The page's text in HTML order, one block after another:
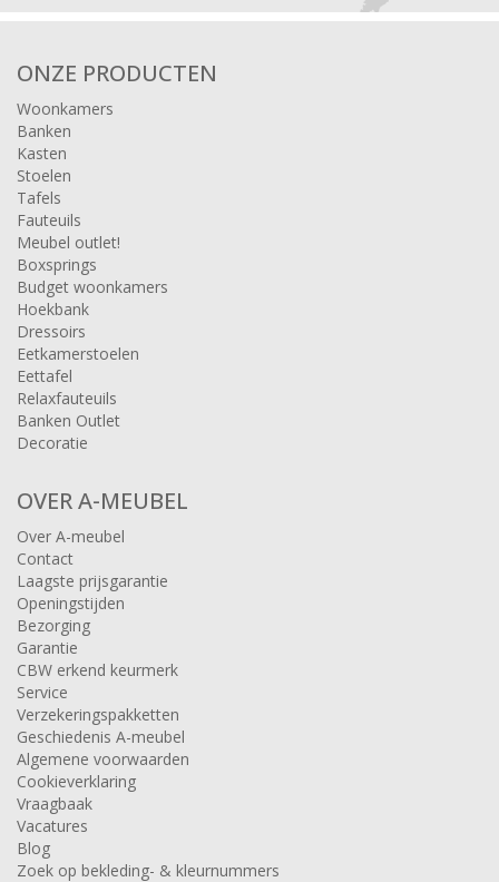
ONZE PRODUCTEN
Woonkamers
Banken
Kasten
Stoelen
Tafels
Fauteuils
Meubel outlet!
Boxsprings
Budget woonkamers
Hoekbank
Dressoirs
Eetkamerstoelen
Eettafel
Relaxfauteuils
Banken Outlet
Decoratie
OVER A-MEUBEL
Over A-meubel
Contact
Laagste prijsgarantie
Openingstijden
Bezorging
Garantie
CBW erkend keurmerk
Service
Verzekeringspakketten
Geschiedenis A-meubel
Algemene voorwaarden
Cookieverklaring
Vraagbaak
Vacatures
Blog
Zoek op bekleding- & kleurnummers